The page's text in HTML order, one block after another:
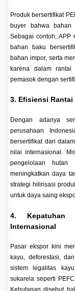
Produk bersertifikat
buyer bahwa bahan
Sebagai contoh, APP
bahan baku
bahan impor, serta
karena dalam
pemasok dengan
3. Efisiensi
Dengan adanya
perusahaan
bersertifikat dari
nilai internasional.
pengelolaan
meningkatkan daya
strategi hilirisasi
untuk daya saing
4. Kepatuhan
Internasional
Pasar ekspor kini
kayu, deforestasi,
sistem legalitas
sukarela seperti